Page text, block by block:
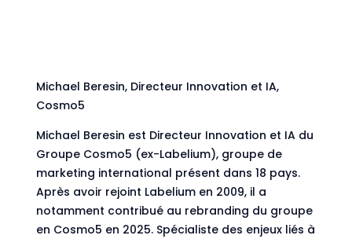
Michael Beresin, Directeur Innovation et IA,
Cosmo5
Michael Beresin est Directeur Innovation et IA du
Groupe Cosmo5 (ex-Labelium), groupe de
marketing international présent dans 18 pays.
Après avoir rejoint Labelium en 2009, il a
notamment contribué au rebranding du groupe
en Cosmo5 en 2025. Spécialiste des enjeux liés à